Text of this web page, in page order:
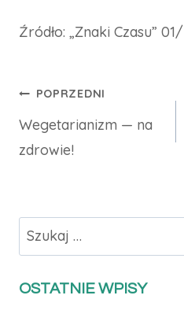
Źródło: „Znaki Czasu”
Nawigacja
wpisu
POPRZEDNI
Wegetarianizm — na
zdrowie!
Szukaj:
OSTATNIE WPISY